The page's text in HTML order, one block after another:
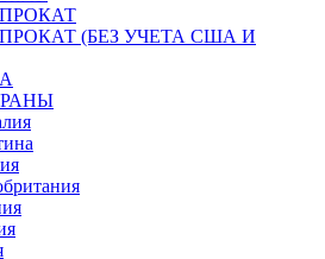
(БЕЗ УЧЕТА США И